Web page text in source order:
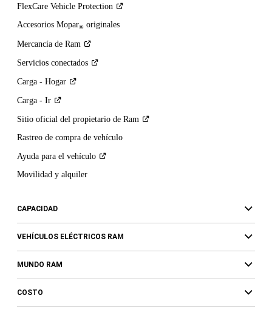
FlexCare Vehicle Protection
Accesorios Mopar® originales
Mercancía de Ram
Servicios conectados
Carga - Hogar
Carga - Ir
Sitio oficial del propietario de Ram
Rastreo de compra de vehículo
Ayuda para el vehículo
Movilidad y alquiler
CAPACIDAD
VEHÍCULOS ELÉCTRICOS RAM
MUNDO RAM
COSTO